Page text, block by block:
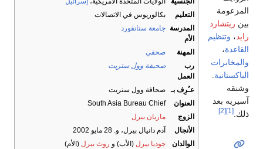
التعليم
بكالوريوس في الاتصالات
المدرسة
الأم
جامعة ستانفورد
المهنة
صحفي
رب
العمل
صحيفة وول ستريت
عـُرِف بـ
صحافة وول ستريت
العنوان
South Asia Bureau Chief
الزوج
ماريان بيرل
الأنجال
آدم دانيال بيرل، و. 28 مايو 2002
الوالدان
جوديا بيرل (الأب) و روث بيرل (الأم)
المزعومة
بين ريتشارد
رايد، وتنظيم
القاعدة،
والمخابرات
الباكستانية
وشنقه
آسيريه بعد
ذلك. [1]
[2]